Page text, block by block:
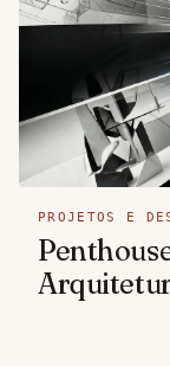
PROJETOS E